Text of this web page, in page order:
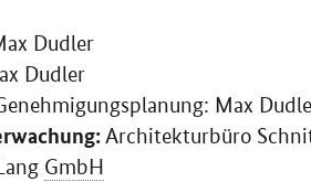
Dudler
Dudler
Max
Architekturbüro
GmbH